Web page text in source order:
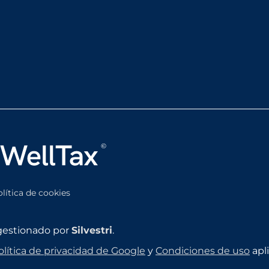
de cookies
por Silvestri.
de privacidad de Google y Condiciones de uso